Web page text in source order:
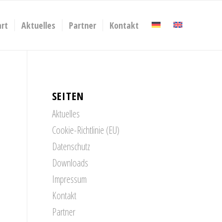
Aktuelles Partner Kontakt
SEITEN
Aktuelles
Cookie-Richtlinie (EU)
Datenschutz
Downloads
Impressum
Kontakt
Partner